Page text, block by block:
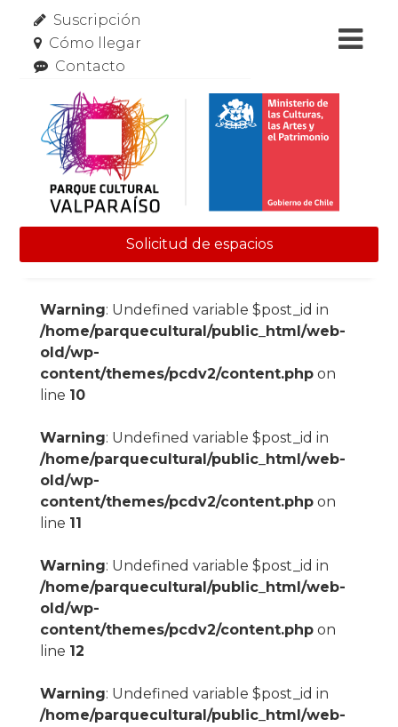
Suscripción
Cómo llegar
Contacto
Solicitud de espacios
Warning: Undefined variable $post_id in
/home/parquecultural/public_html/web-
old/wp-
content/themes/pcdv2/content.phpon
line 10
Warning: Undefined variable $post_id in
/home/parquecultural/public_html/web-
old/wp-
content/themes/pcdv2/content.phpon
line 11
Warning: Undefined variable $post_id in
/home/parquecultural/public_html/web-
old/wp-
content/themes/pcdv2/content.phpon
line 12
Warning: Undefined variable $post_id in
/home/parquecultural/public_html/web-